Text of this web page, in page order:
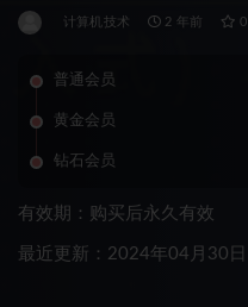
计算机技术 2 年前 0
普通会员
黄金会员
钻石会员
有效期：购买后永久有效
最近更新：2024年04月30日